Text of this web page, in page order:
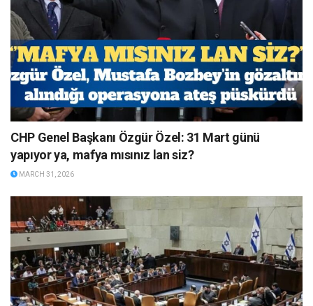
CHP Genel Başkanı Özgür Özel: 31 Mart günü
yapıyor ya, mafya mısınız lan siz?
MARCH 31, 2026